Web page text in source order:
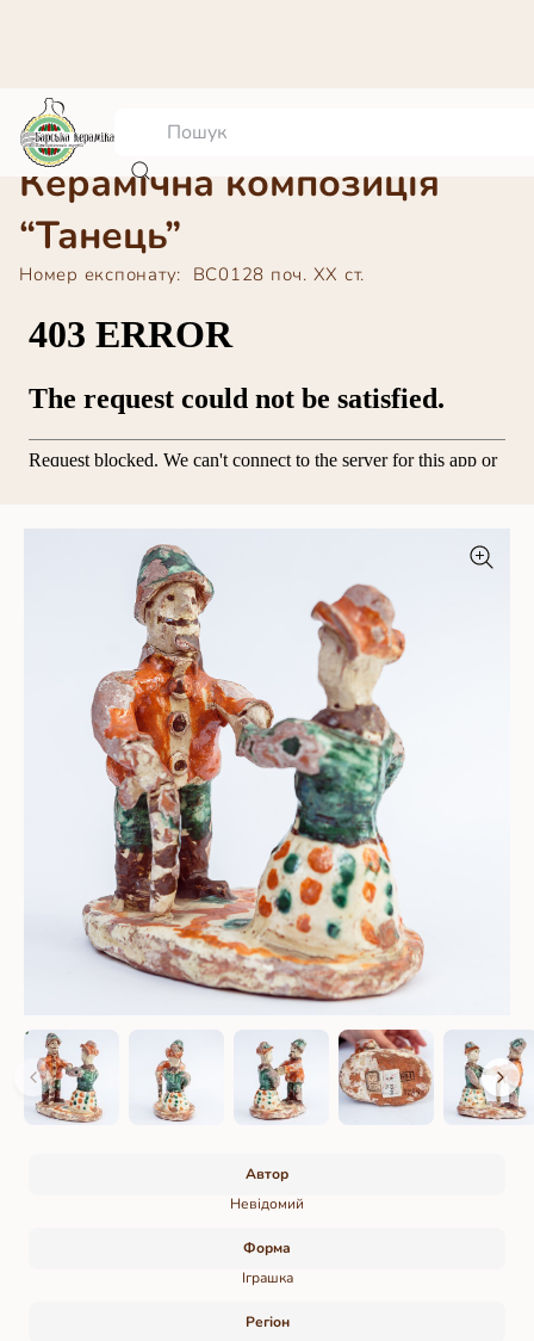
Керамічна композиція
“Танець”
Номер експонату: ВС0128 поч. ХХ ст.
Автор
Невідомий
Форма
Іграшка
Регіон